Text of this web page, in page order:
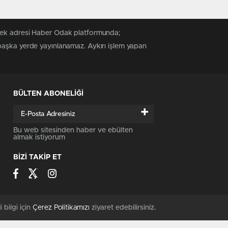
adresi Haber Odak platformunda;
yerde yayınlanamaz. Aykırı işlem yapan
BÜLTEN ABONELİĞİ
+
Bu web sitesinden haber ve ebülten
almak istiyorum
BİZİ TAKİP ET
bilgi için Çerez Politikamızı ziyaret edebilirsiniz.